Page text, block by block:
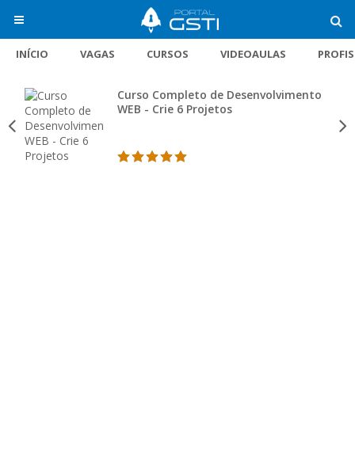
INÍCIO VAGAS CURSOS VIDEOAULAS
Curso Completo de Desenvolvimento
WEB - Crie 6 Projetos